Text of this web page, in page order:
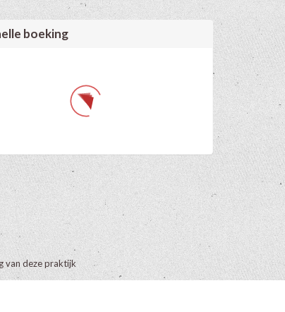
boeking
van deze praktijk